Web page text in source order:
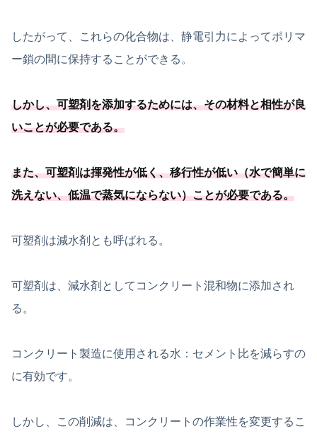
したがって、これらの化合物は、静電引力によってポリマ
ー鎖の間に保持することができる。
しかし、可塑剤を添加するためには、その材料と相性が良
いことが必要である。
また、可塑剤は揮発性が低く、移行性が低い（水で簡単に
洗えない、低温で蒸気にならない）ことが必要である。
可塑剤は減水剤とも呼ばれる。
可塑剤は、減水剤としてコンクリート混和物に添加され
る。
コンクリート製造に使用される水：セメント比を減らすの
に有効です。
しかし、この削減は、コンクリートの作業性を変更するこ